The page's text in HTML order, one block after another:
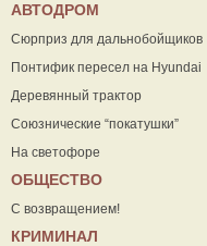
АВТОДРОМ
Сюрприз для дальнобойщиков
Понтифик пересел на Hyundai
Деревянный трактор
Союзнические “покатушки”
На светофоре
ОБЩЕСТВО
С возвращением!
КРИМИНАЛ